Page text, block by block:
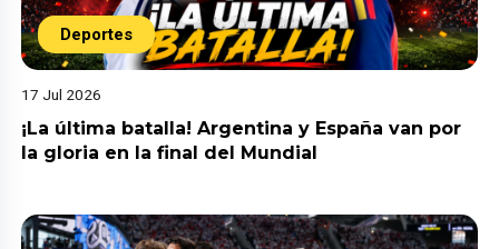
Deportes
17 Jul 2026
¡La última batalla! Argentina y España van por
la gloria en la final del Mundial